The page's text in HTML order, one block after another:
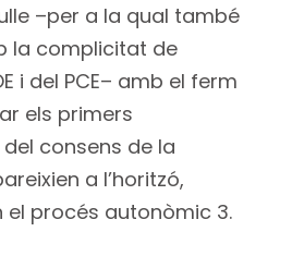
–per a la qual també
la complicitat de
i del PCE– amb el ferm
els primers
consens de la
a l’horitzó,
el procés autonòmic 3.